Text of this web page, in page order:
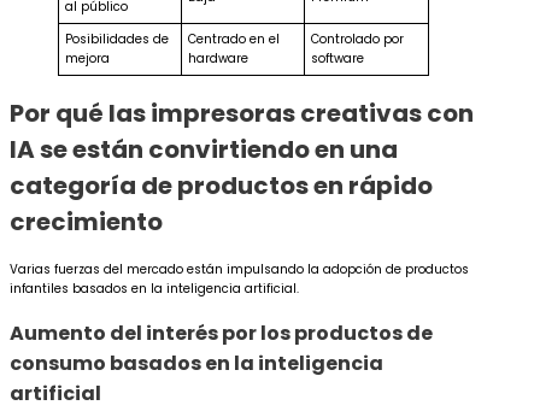
al público
Posibilidades de
mejora
Centrado en el
hardware
Controlado por
software
Por qué las impresoras creativas con
IA se están convirtiendo en una
categoría de productos en rápido
crecimiento
Varias fuerzas del mercado están impulsando la adopción de productos
infantiles basados en la inteligencia artificial.
Aumento del interés por los productos de
consumo basados en la inteligencia
artificial